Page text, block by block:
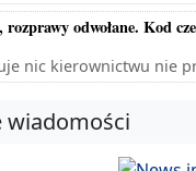
rozprawy odwołane. Kod
nic kierownictwu nie
wiadomości